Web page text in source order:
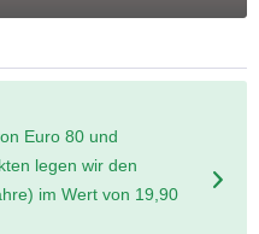
Euro 80 und
legen wir den
im Wert von 19,90